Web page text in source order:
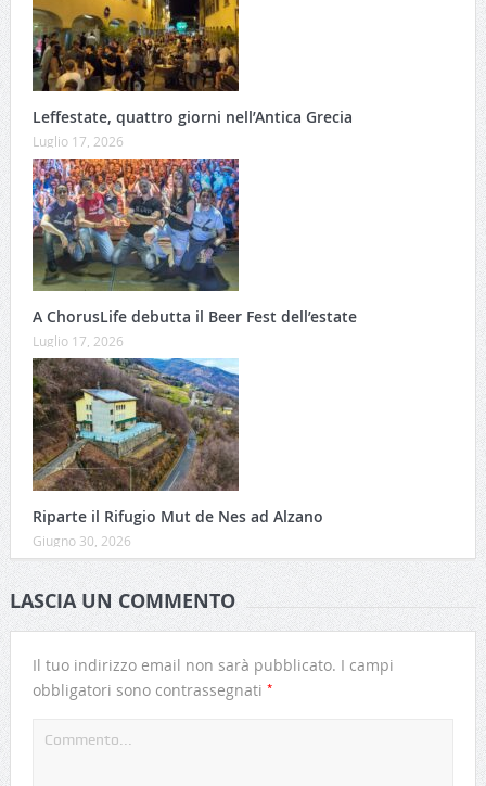
Leffestate, quattro giorni nell’Antica Grecia
Luglio 17, 2026
A ChorusLife debutta il Beer Fest dell’estate
Luglio 17, 2026
Riparte il Rifugio Mut de Nes ad Alzano
Giugno 30, 2026
LASCIA UN COMMENTO
Il tuo indirizzo email non sarà pubblicato. I campi
obbligatori sono contrassegnati *